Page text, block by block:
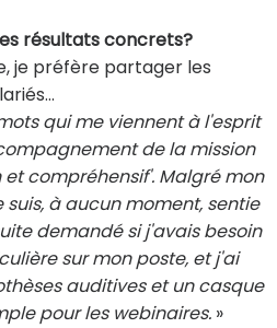
résultats concrets?
je préfère partager les
qui me viennent à l'esprit
de la mission
compréhensif'. Malgré mon
à aucun moment, sentie
demandé si j'avais besoin
sur mon poste, et j'ai
auditives et un casque
pour les webinaires. »